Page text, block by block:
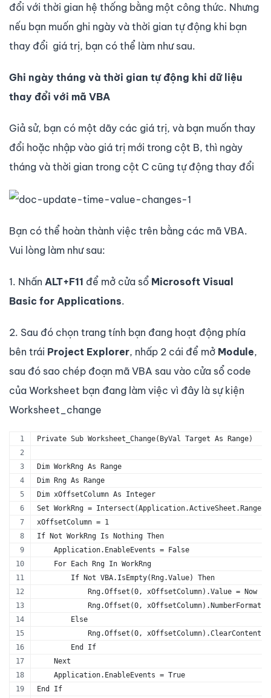
đổi với thời gian hệ thống bằng một công thức. Nhưng
nếu bạn muốn ghi ngày và thời gian tự động khi bạn
thay đổi giá trị, bạn có thể làm như sau.
Ghi ngày tháng và thời gian tự động khi dữ liệu
thay đổi với mã VBA
Giả sử, bạn có một dãy các giá trị, và bạn muốn thay
đổi hoặc nhập vào giá trị mới trong cột B, thì ngày
tháng và thời gian trong cột C cũng tự động thay đổi
Bạn có thể hoàn thành việc trên bằng các mã VBA.
Vui lòng làm như sau:
1. Nhấn ALT+F11 để mở cửa sổ Microsoft Visual
Basic for Applications.
2. Sau đó chọn trang tính bạn đang hoạt động phía
bên trái Project Explorer, nhấp 2 cái để mở Module,
sau đó sao chép đoạn mã VBA sau vào cửa sổ code
của Worksheet bạn đang làm việc vì đây là sự kiện
Worksheet_change
Private Sub Worksheet_Change(ByVal Target As Range)
Dim WorkRng As Range
Dim Rng As Range
Dim xOffsetColumn As Integer
Set WorkRng =
xOffsetColumn = 1
If Not WorkRng Is Nothing Then
    Application.EnableEvents = False
    For Each Rng In WorkRng
        If Not VBA.IsEmpty(Rng.Value) Then
            Rng.Offset(0, xOffsetColumn).Value = Now
Rng.Offset(0, xOffsetColumn).NumberFormat
        Else
            Rng.Offset(0, xOffsetColumn).ClearContents
        End If
    Next
    Application.EnableEvents = True
End If